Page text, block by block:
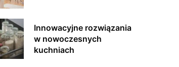
Innowacyjne rozwiązania
w nowoczesnych
kuchniach